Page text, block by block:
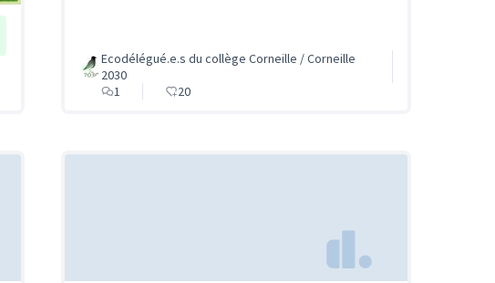
Ecodélégué.e.s du collège Corneille / Corneille
2030
1
20